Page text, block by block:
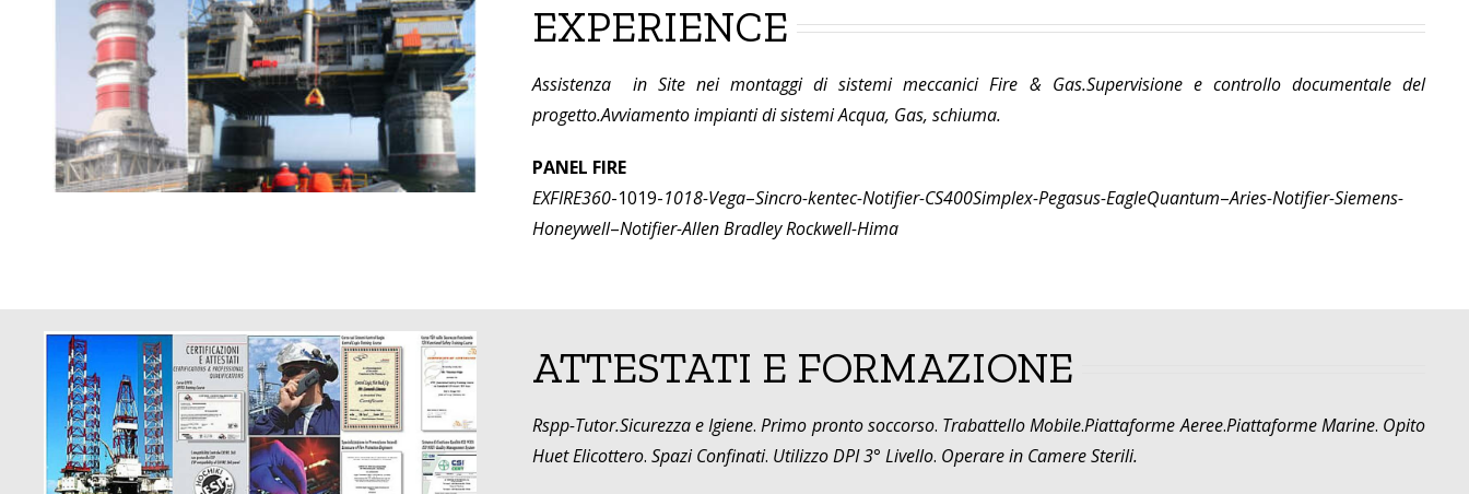
EXPERIENCE
Assistenza in Site nei montaggi di sistemi meccanici Fire & Gas.Supervisione e controllo documentale del
progetto.Avviamento impianti di sistemi Acqua, Gas, schiuma.
PANEL FIRE
EXFIRE360-1019-1018-Vega–Sincro-kentec-Notifier-CS400Simplex-Pegasus-EagleQuantum–Aries-Notifier-Siemens-
Honeywell–Notifier-Allen Bradley Rockwell-Hima
ATTESTATI E FORMAZIONE
Rspp-Tutor.Sicurezza e Igiene.Primo pronto soccorso. Trabattello Mobile.Piattaforme Aeree.Piattaforme Marine. Opito
Huet Elicottero. Spazi Confinati. Utilizzo DPI 3° Livello. Operare in Camere Sterili.